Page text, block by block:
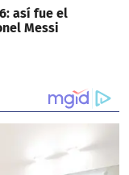
así fue el
Messi